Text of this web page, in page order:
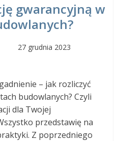
gwarancyjną w
27 grudnia 2023
– jak rozliczyć
budowlanych? Czyli
dla Twojej
przedstawię na
Z poprzedniego